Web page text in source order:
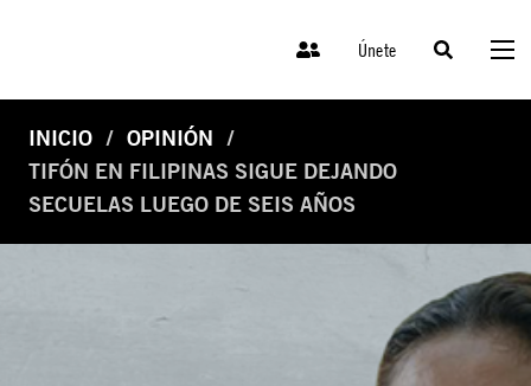
Únete
INICIO
OPINIÓN
TIFÓN EN FILIPINAS SIGUE DEJANDO
SECUELAS LUEGO DE SEIS AÑOS